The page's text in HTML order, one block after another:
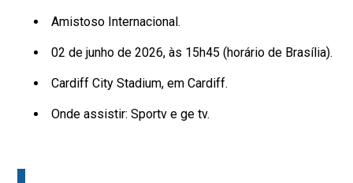
Amistoso Internacional.
02 de junho de 2026, às 15h45 (horário de Brasília).
Cardiff City Stadium, em Cardiff.
Onde assistir: Sportv e ge tv.